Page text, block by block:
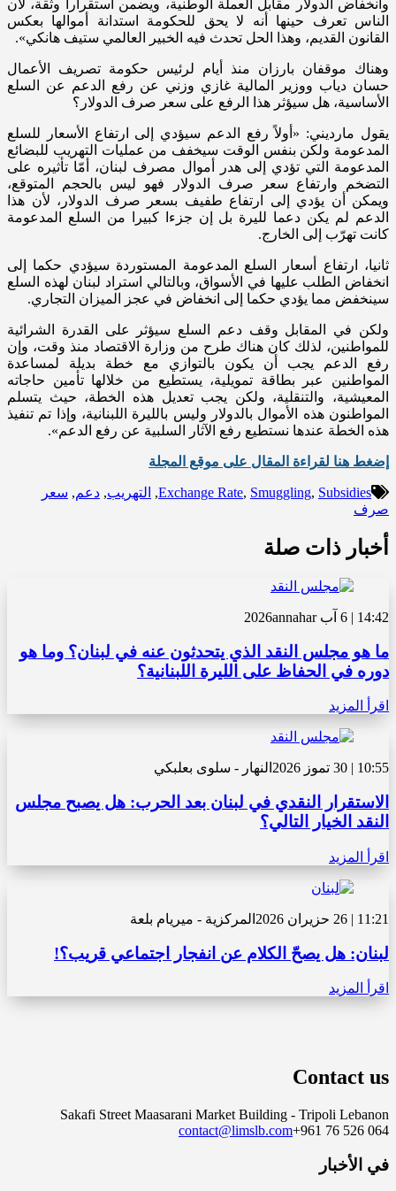
وانخفاض الدولار مقابل العملة الوطنية، ويضمن استقرارا وثقة، لأن
الناس تعرف حينها أنه لا يحق للحكومة استدانة أموالها بعكس
القانون القديم، وهذا الحل تحدث فيه الخبير العالمي ستيف هانكي».
وهناك موقفان بارزان منذ أيام لرئيس حكومة تصريف الأعمال
حسان دياب ووزير المالية غازي وزني عن رفع الدعم عن السلع
الأساسية، هل سيؤثر هذا الرفع على سعر صرف الدولار؟
يقول مارديني: «أولاً رفع الدعم سيؤدي إلى ارتفاع الأسعار للسلع
المدعومة ولكن بنفس الوقت سيخفف من عمليات التهريب للبضائع
المدعومة التي تؤدي إلى هدر أموال مصرف لبنان، أمّا تأثيره على
التضخم وارتفاع سعر صرف الدولار فهو ليس بالحجم المتوقع،
ويمكن أن يؤدي إلى ارتفاع طفيف بسعر صرف الدولار، لأن هذا
الدعم لم يكن دعما لليرة بل إن جزءا كبيرا من السلع المدعومة
كانت تهرّب إلى الخارج.
ثانيا، ارتفاع أسعار السلع المدعومة المستوردة سيؤدي حكما إلى
انخفاض الطلب عليها في الأسواق، وبالتالي استراد لبنان لهذه السلع
سينخفض مما يؤدي حكما إلى انخفاض في عجز الميزان التجاري.
ولكن في المقابل وقف دعم السلع سيؤثر على القدرة الشرائية
للمواطنين، لذلك كان هناك طرح من وزارة الاقتصاد منذ وقت، وإن
رفع الدعم يجب أن يكون بالتوازي مع خطة بديلة لمساعدة
المواطنين عبر بطاقة تمويلية، يستطيع من خلالها تأمين حاجاته
المعيشية، والتنقلية، ولكن يجب تعديل هذه الخطة، حيث يتسلم
المواطنون هذه الأموال بالدولار وليس بالليرة اللبنانية، وإذا تم تنفيذ
هذه الخطة عندها نستطيع رفع الآثار السلبية عن رفع الدعم».
إضغط هنا لقراءة المقال على موقع المجلة
Exchange Rate, Smuggling, Subsidies
, التهريب, دعم, سعر
صرف
أخبار ذات صلة
14:42 | 6 آب 2026 annahar
ما هو مجلس النقد الذي يتحدثون عنه في لبنان؟ وما هو
دوره في الحفاظ على الليرة اللبنانية؟
اقرأ المزيد
10:55 | 30 تموز 2026 النهار - سلوى بعلبكي
الاستقرار النقدي في لبنان بعد الحرب: هل يصبح مجلس
النقد الخيار التالي؟
اقرأ المزيد
11:21 | 26 حزيران 2026 المركزية - ميريام بلعة
لبنان: هل يصحّ الكلام عن انفجار اجتماعي قريب؟!
اقرأ المزيد
Contact us
Sakafi Street Maasarani Market Building - Tripoli Lebanon
contact@limslb.com+961 76 526 064
في الأخبار